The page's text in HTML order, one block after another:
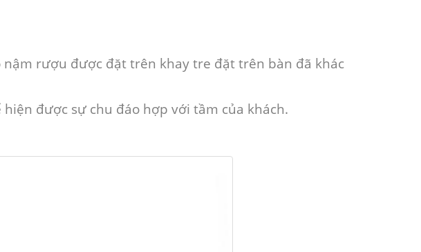
nậm rượu được đặt trên khay tre đặt trên bàn đã khác
được sự chu đáo hợp với tầm của khách.